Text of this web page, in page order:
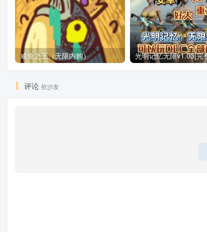
咸鱼之王（无限内购）
评论 抢沙发